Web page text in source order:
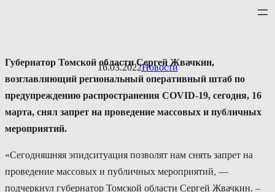
16.03.2022Новости
Губернатор Томской области Сергей Жвачкин,
возглавляющий региональный оперативный штаб по
предупреждению распространения СOVID-19, cегодня, 16
марта, снял запрет на проведение массовых и публичных
мероприятий.
«Сегодняшняя эпидситуация позволят нам снять запрет на
проведение массовых и публичных мероприятий, —
подчеркнул губернатор Томской области Сергей Жвачкин. –